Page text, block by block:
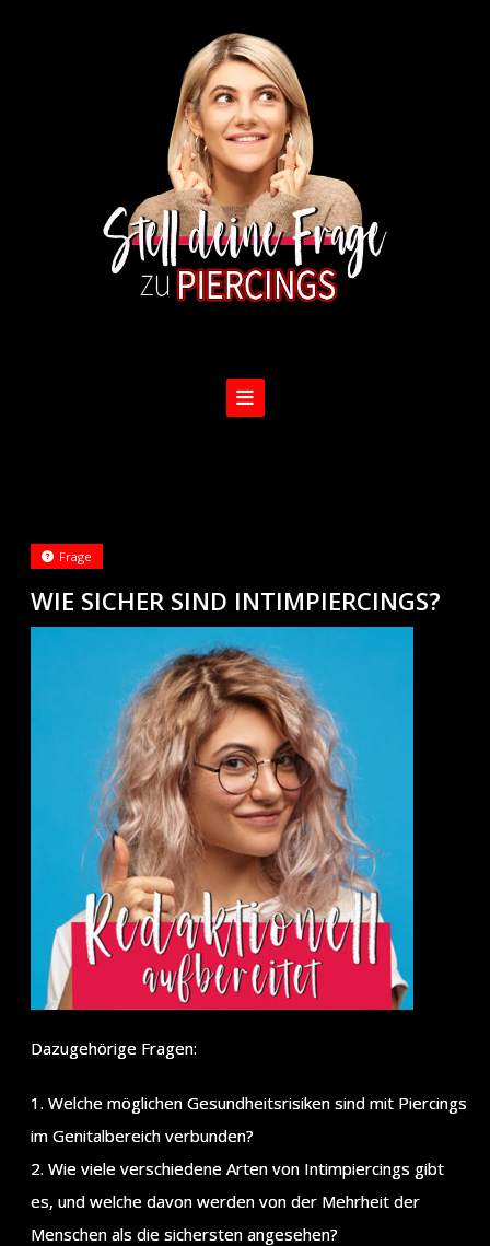
WIE SICHER SIND INTIMPIERCINGS?
Frage
Dazugehörige Fragen:
1. Welche möglichen Gesundheitsrisiken sind mit Piercings
im Genitalbereich verbunden?
2. Wie viele verschiedene Arten von Intimpiercings gibt
es, und welche davon werden von der Mehrheit der
Menschen als die sichersten angesehen?